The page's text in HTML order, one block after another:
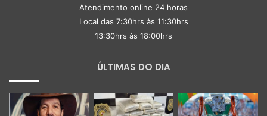
Atendimento online 24 horas
Local das 7:30hrs às 11:30hrs
13:30hrs às 18:00hrs
ÚLTIMAS DO DIA